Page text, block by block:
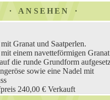
ANSEHEN
Granat und Saatperlen.
einem navetteförmigen
die runde Grundform
sowie eine Nadel mit
240,00 € Verkauft